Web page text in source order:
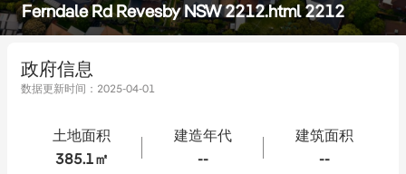
Ferndale Rd Revesby NSW 2212.html 2212
政府信息
数据更新时间： 2025-04-01
土地面积
385.1㎡
建造年代
--
建筑面积
--